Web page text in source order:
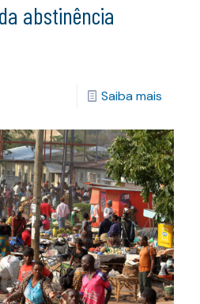
abstinência
Saiba mais